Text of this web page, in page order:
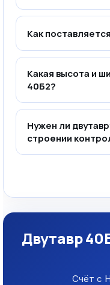
Как
Какая высота и
40Б2?
Нужен ли
строении
Двутавр
Счёт с